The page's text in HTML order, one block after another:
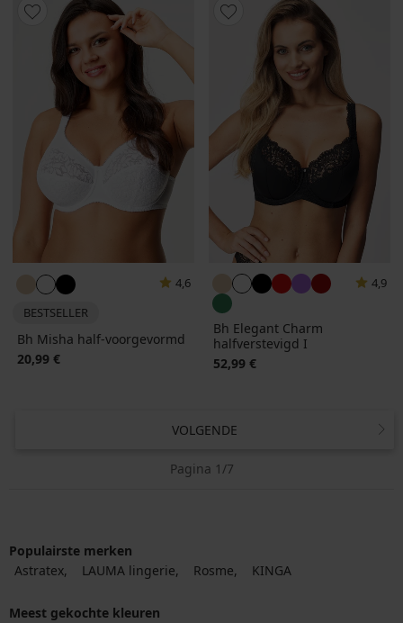
4,6
BESTSELLER
Bh Misha half-voorgevormd
20,99 €
4,9
Bh Elegant Charm
halfverstevigd I
52,99 €
VOLGENDE
Pagina 1/7
Populairste merken
Astratex
LAUMA lingerie Rosme KINGA
Meest gekochte kleuren